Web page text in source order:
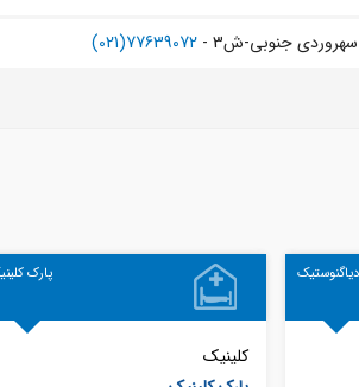
جنوبی-ش3 - 77639072(021)
پارک
کلینیک